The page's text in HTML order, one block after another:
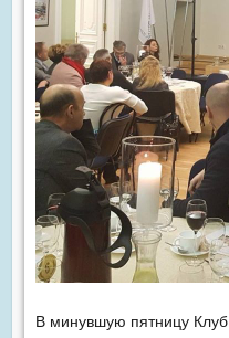
В минувшую пятницу